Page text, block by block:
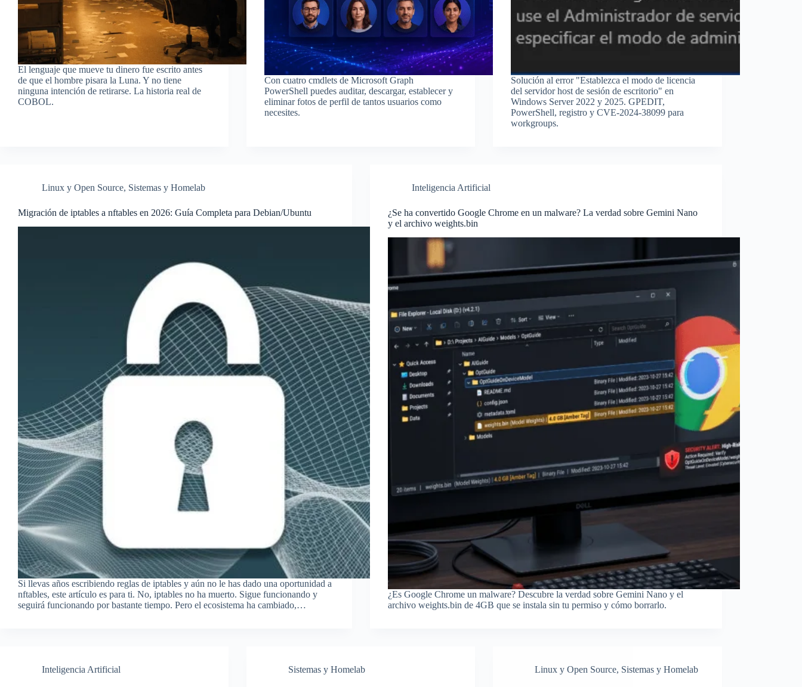
El lenguaje que mueve tu dinero fue escrito antes
de que el hombre pisara la Luna. Y no tiene
ninguna intención de retirarse. La historia real de
COBOL.
Con cuatro cmdlets de Microsoft Graph
PowerShell puedes auditar, descargar, establecer y
eliminar fotos de perfil de tantos usuarios como
necesites.
Solución al error "Establezca el modo de licencia
del servidor host de sesión de escritorio" en
Windows Server 2022 y 2025. GPEDIT,
PowerShell, registro y CVE-2024-38099 para
workgroups.
Linux y Open Source, Sistemas y Homelab
Migración de iptables a nftables en 2026: Guía Completa para Debian/Ubuntu
Si llevas años escribiendo reglas de iptables y aún no le has dado una oportunidad a
nftables, este artículo es para ti. No, iptables no ha muerto. Sigue funcionando y
seguirá funcionando por bastante tiempo. Pero el ecosistema ha cambiado,…
Inteligencia Artificial
¿Se ha convertido Google Chrome en un malware? La verdad sobre Gemini Nano
y el archivo weights.bin
¿Es Google Chrome un malware? Descubre la verdad sobre Gemini Nano y el
archivo weights.bin de 4GB que se instala sin tu permiso y cómo borrarlo.
Inteligencia Artificial Sistemas y Homelab Linux y Open Source, Sistemas y Homelab